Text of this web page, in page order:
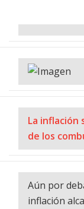
La inflación
de los
Aún por
inflación